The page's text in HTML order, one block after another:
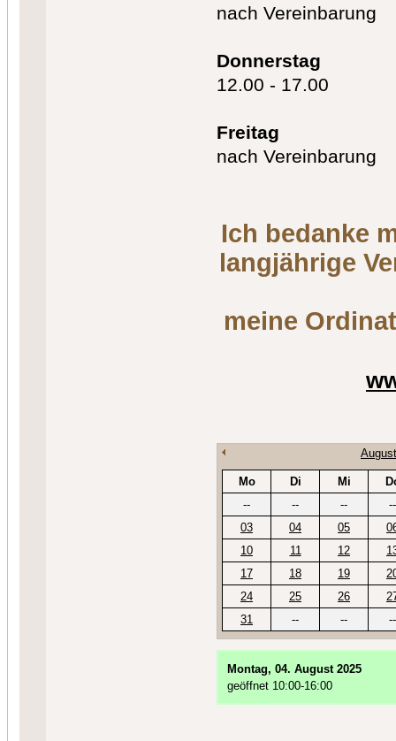
nach Vereinbarung
Donnerstag
12.00 - 17.00
Freitag
nach Vereinbarung
Ich bedanke
langjährige
meine
Mo Di Mi
--
-- --
--
03
04 05
10
11 12
17
18 19
24
25 26
31
-- -- --
Montag, 04. August 2025
geöffnet 10:00-16:00